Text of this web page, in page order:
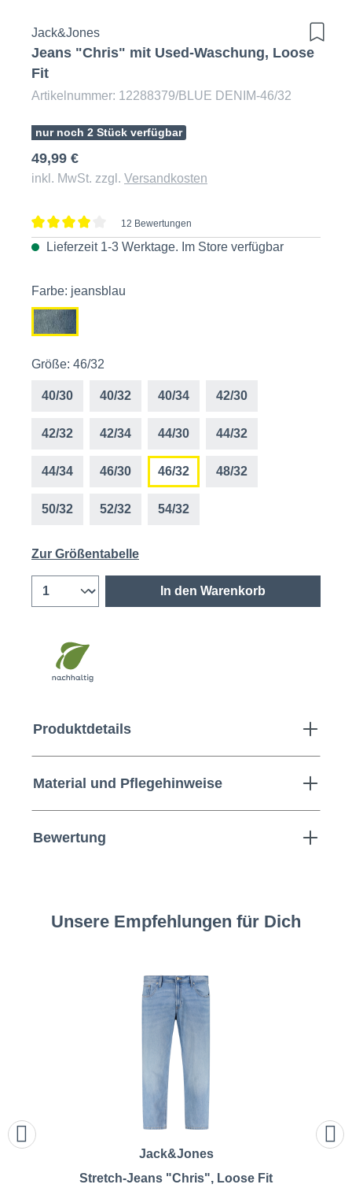
Jack&Jones
Jeans "Chris" mit Used-Waschung, Loose
Fit
Artikelnummer: 12288379/BLUE DENIM-46/32
nur noch 2 Stück verfügbar
49,99 €
inkl. MwSt. zzgl. Versandkosten
Durchschnittliche Bewertung von 4 von 5 Sternen
12 Bewertungen
Lieferzeit 1-3 Werktage. Im Store verfügbar
Farbe: jeansblau
Größe: 46/32
40/30 40/32 40/34 42/30
42/32 42/34 44/30 44/32
44/34 46/30 46/32 48/32
50/32 52/32 54/32
Zur Größentabelle
In den Warenkorb
Produktdetails
Material und Pflegehinweise
Bewertung
Unsere Empfehlungen für Dich
Jack&Jones
Stretch-Jeans "Chris", Loose Fit